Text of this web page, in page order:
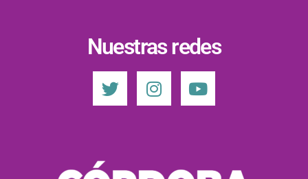
Nuestras redes